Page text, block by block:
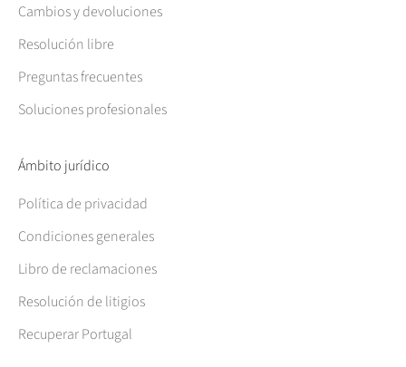
Cambios y devoluciones
Resolución libre
Preguntas frecuentes
Soluciones profesionales
Ámbito jurídico
Política de privacidad
Condiciones generales
Libro de reclamaciones
Resolución de litigios
Recuperar Portugal